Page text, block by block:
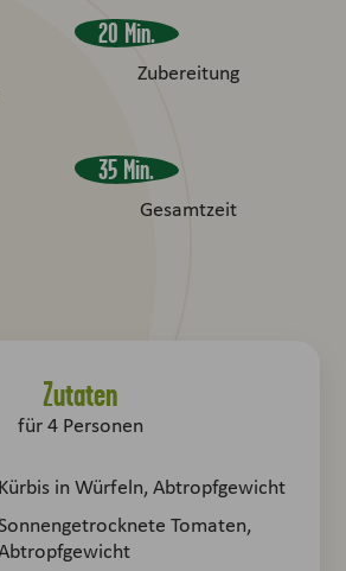
20 Min.
Zubereitung
35 Min.
Gesamtzeit
Zutaten
für4Personen
Kürbis in Würfeln, Abtropfgewicht
Tomaten,